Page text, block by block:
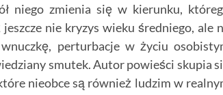
niego zmienia się w kierunku,
nie kryzys wieku średniego, ale
perturbacje w życiu
smutek. Autor powieści skupia
nieobce są również ludzim w